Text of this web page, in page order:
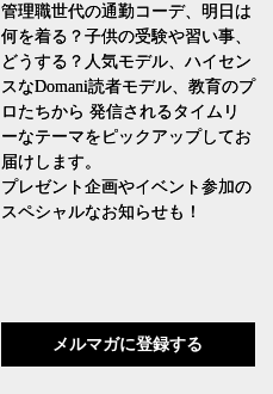
管理職世代の通勤コーデ、明日は
何を着る？子供の受験や習い事、
どうする？人気モデル、ハイセン
スなDomani読者モデル、教育のプ
ロたちから 発信されるタイムリ
ーなテーマをピックアップしてお
届けします。
プレゼント企画やイベント参加の
スペシャルなお知らせも！
メルマガに登録する